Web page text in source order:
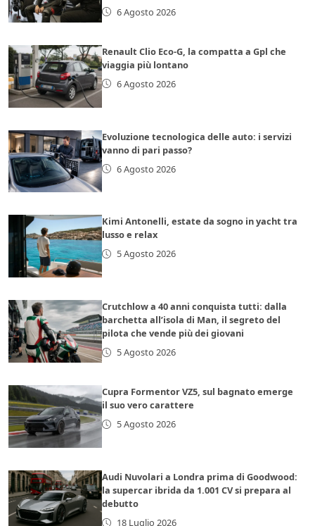
6 Agosto 2026
Renault Clio Eco-G, la compatta a Gpl che
viaggia più lontano
6 Agosto 2026
Evoluzione tecnologica delle auto: i servizi
vanno di pari passo?
6 Agosto 2026
Kimi Antonelli, estate da sogno in yacht tra
lusso e relax
5 Agosto 2026
Crutchlow a 40 anni conquista tutti: dalla
barchetta all’isola di Man, il segreto del
pilota che vende più dei giovani
5 Agosto 2026
Cupra Formentor VZ5, sul bagnato emerge
il suo vero carattere
5 Agosto 2026
Audi Nuvolari a Londra prima di Goodwood:
la supercar ibrida da 1.001 CV si prepara al
debutto
18 Luglio 2026